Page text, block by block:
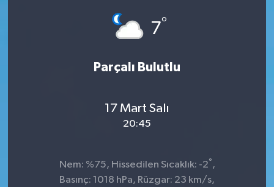
7°
Parçalı Bulutlu
17 Mart Salı
20:45
Nem: %75, Hissedilen Sıcaklık: -2° ,
Basınç: 1018 hPa, Rüzgar: 23 km/s,